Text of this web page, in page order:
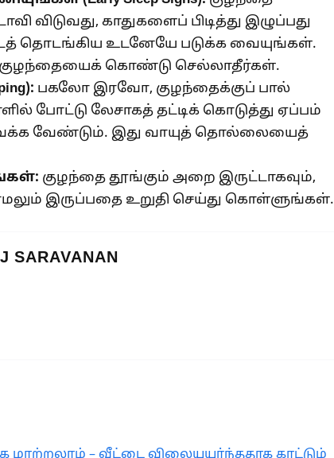
காதுகளைப் பிடித்து இழுப்பது
தொடங்கிய உடனேயே படுக்க வையுங்கள்.
குழந்தையைக் கொண்டு செல்லாதீர்கள்.
பகலோ இரவோ, குழந்தைக்குப் பால்
போட்டு லேசாகத் தட்டிக் கொடுத்து ஏப்பம்
வேண்டும். இது வாயுத் தொல்லையைத்
குழந்தை தூங்கும் அறை இருட்டாகவும்,
இருப்பதை உறுதி செய்து கொள்ளுங்கள்.
SARAVANAN